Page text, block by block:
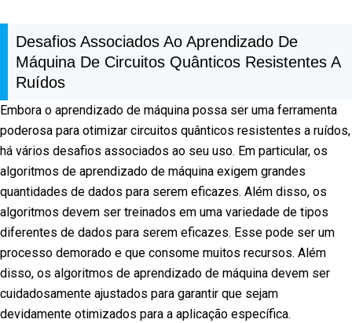
Desafios Associados Ao Aprendizado De
Máquina De Circuitos Quânticos Resistentes A
Ruídos
Embora o aprendizado de máquina possa ser uma ferramenta
poderosa para otimizar circuitos quânticos resistentes a ruídos,
há vários desafios associados ao seu uso. Em particular, os
algoritmos de aprendizado de máquina exigem grandes
quantidades de dados para serem eficazes. Além disso, os
algoritmos devem ser treinados em uma variedade de tipos
diferentes de dados para serem eficazes. Esse pode ser um
processo demorado e que consome muitos recursos. Além
disso, os algoritmos de aprendizado de máquina devem ser
cuidadosamente ajustados para garantir que sejam
devidamente otimizados para a aplicação específica.